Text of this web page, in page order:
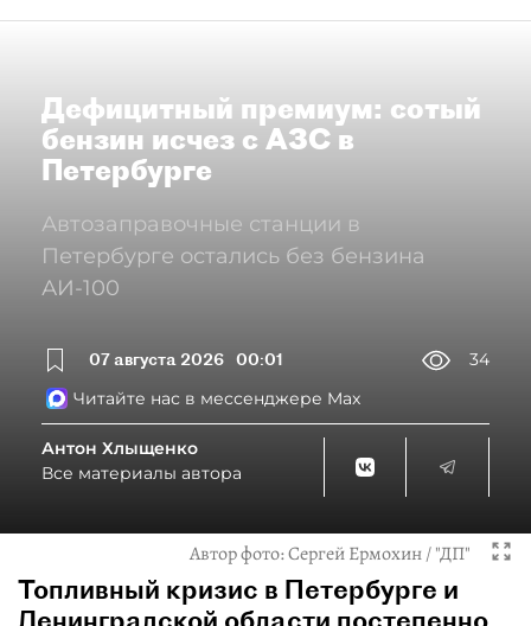
Дефицитный премиум: сотый
бензин исчез с АЗС в
Петербурге
Автозаправочные станции в
Петербурге остались без бензина
АИ-100
07 августа 2026 00:01
34
Читайте нас в мессенджере Max
Антон Хлыщенко
Все материалы автора
Автор фото:Сергей Ермохин / "ДП"
Топливный кризис в Петербурге и